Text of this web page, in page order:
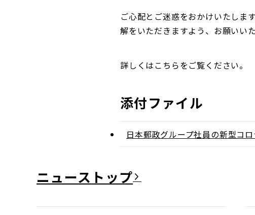
ご心配とご迷惑をおかけいたしま
解をいただきますよう、お願いいた
詳しくはこちらをご覧ください。
添付ファイル
日本郵政グループ社員の新型コ
ニュース